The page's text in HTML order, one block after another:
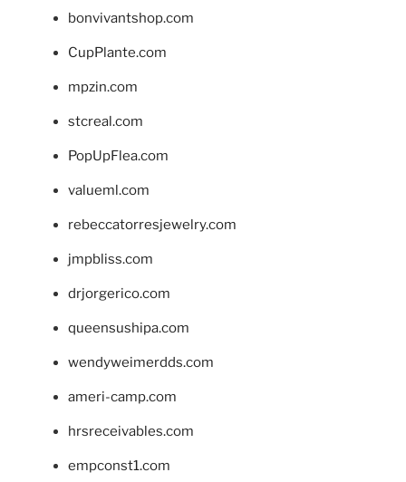
bonvivantshop.com
CupPlante.com
mpzin.com
stcreal.com
PopUpFlea.com
valueml.com
rebeccatorresjewelry.com
jmpbliss.com
drjorgerico.com
queensushipa.com
wendyweimerdds.com
ameri-camp.com
hrsreceivables.com
empconst1.com